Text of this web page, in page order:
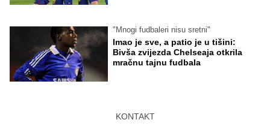
"Mnogi fudbaleri nisu sretni"
Imao je sve, a patio je u tišini:
Bivša zvijezda Chelseaja otkrila
mračnu tajnu fudbala
KONTAKT